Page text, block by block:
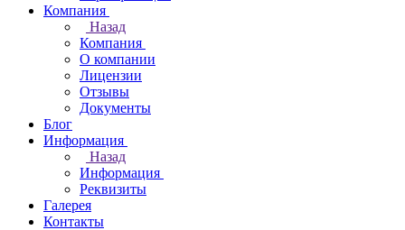
Компания
Назад
Компания
О компании
Лицензии
Отзывы
Документы
Блог
Информация
Назад
Информация
Реквизиты
Галерея
Контакты